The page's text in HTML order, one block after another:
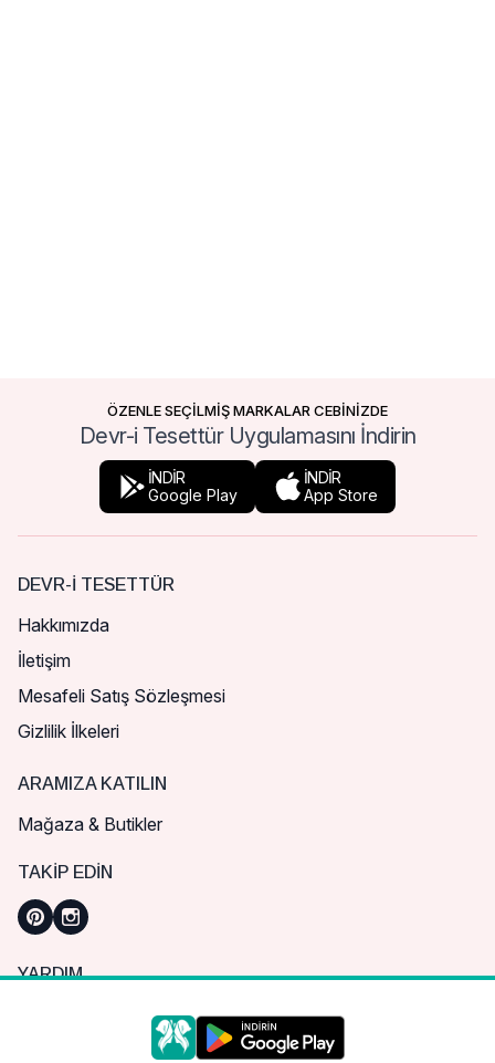
ÖZENLE SEÇİLMİŞ MARKALAR CEBİNİZDE
Devr-i Tesettür Uygulamasını İndirin
İNDİR
Google Play
İNDİR
App Store
DEVR-I TESETTÜR
Hakkımızda
İletişim
Mesafeli Satış Sözleşmesi
Gizlilik İlkeleri
ARAMIZA KATILIN
Mağaza & Butikler
TAKIP EDIN
YARDIM
Sık Sorulan Sorular
Nasıl Sipariş Verebilirim?
Daha iyi bir alışveriş deneyimi için çerezleri